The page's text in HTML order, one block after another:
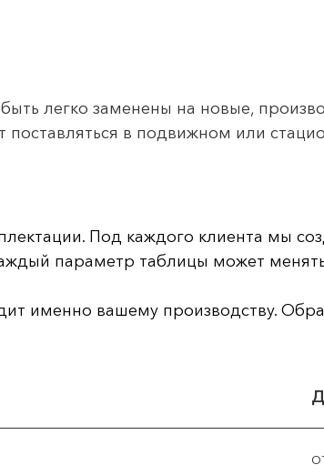
легко заменены на новые,
в подвижном или
Под каждого клиента мы
параметр таблицы может
именно вашему производству.